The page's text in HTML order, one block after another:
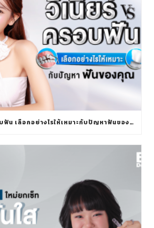
วีเนียร์ VS ครอบฟัน เลือกอย่างไรให้เหมาะกับปัญหาฟันของคุณ